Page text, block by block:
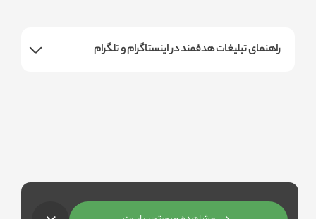
راهنمای تبلیغات هدفمند در اینستاگرام و تلگرام